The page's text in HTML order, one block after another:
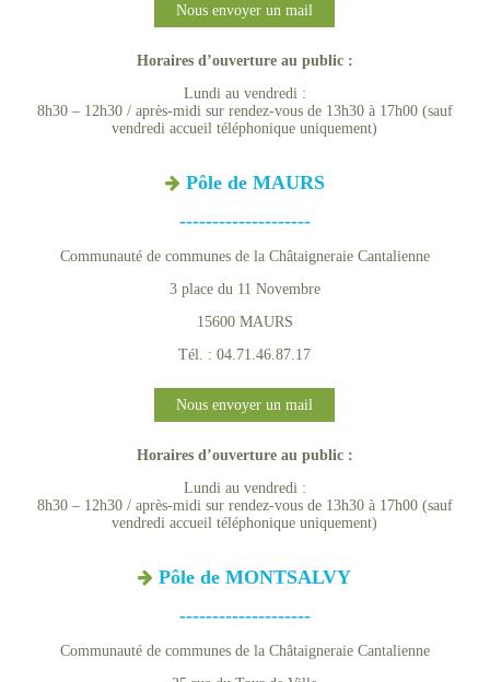
Nous envoyer un mail
Horaires d’ouverture au public :
Lundi au vendredi :
8h30 – 12h30 / après-midi sur rendez-vous de 13h30 à 17h00 (sauf
vendredi accueil téléphonique uniquement)
Pôle de MAURS
--------------------
Communauté de communes de la Châtaigneraie Cantalienne
3 place du 11 Novembre
15600 MAURS
Tél. : 04.71.46.87.17
Nous envoyer un mail
Horaires d’ouverture au public :
Lundi au vendredi :
8h30 – 12h30 / après-midi sur rendez-vous de 13h30 à 17h00 (sauf
vendredi accueil téléphonique uniquement)
Pôle de MONTSALVY
--------------------
Communauté de communes de la Châtaigneraie Cantalienne